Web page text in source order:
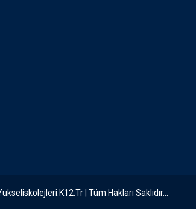
| Tüm Hakları Saklıdır...